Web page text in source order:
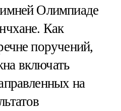
Олимпиаде
Как
поручений,
включать
на